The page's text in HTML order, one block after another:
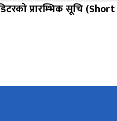
प्रारम्भिक सूचि (Short